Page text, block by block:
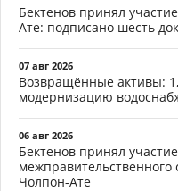
Бектенов принял
Ате: подписано шесть
07 авг 2026
Возвращённые активы:
модернизацию
06 авг 2026
Бектенов принял
межправительственного
Чолпон-Ате